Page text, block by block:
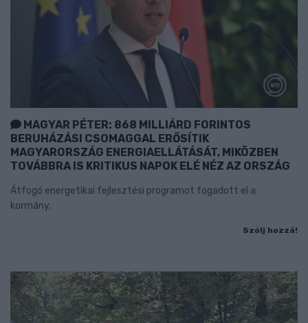
MAGYAR PÉTER: 868 MILLIÁRD FORINTOS
BERUHÁZÁSI CSOMAGGAL ERŐSÍTIK
MAGYARORSZÁG ENERGIAELLÁTÁSÁT, MIKÖZBEN
TOVÁBBRA IS KRITIKUS NAPOK ELÉ NÉZ AZ ORSZÁG
Átfogó energetikai fejlesztési programot fogadott el a
kormány.
Szólj hozzá!